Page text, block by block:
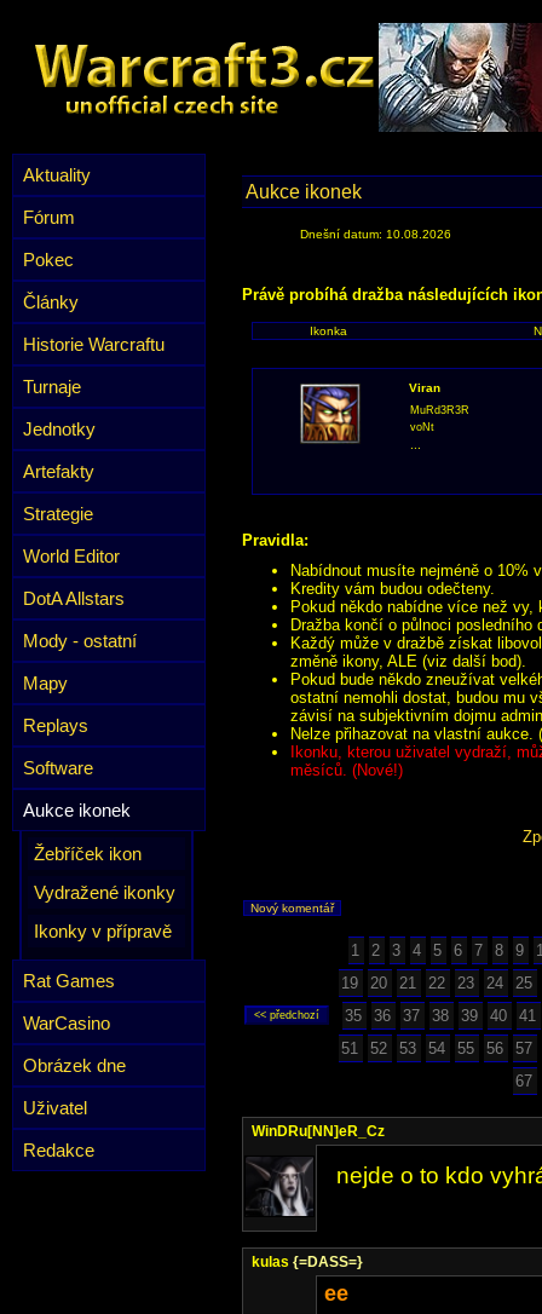
Aktuality
Fórum
Pokec
Články
Historie Warcraftu
Turnaje
Jednotky
Artefakty
Strategie
World Editor
DotA Allstars
Mody - ostatní
Mapy
Replays
Software
Aukce ikonek
Žebříček ikon
Vydražené ikonky
Ikonky v přípravě
Rat Games
WarCasino
Obrázek dne
Uživatel
Redakce
Aukce ikonek
Dnešní datum: 10.08.2026
Právě probíhá dražba následujících
Ikonka
Viran
MuRd3R3R
voNt
Pravidla:
Nabídnout musíte nejméně o
Kredity vám budou odečteny.
Pokud někdo nabídne více než
Dražba končí o půlnoci posledního
Každý může v dražbě získat
změně ikony, ALE (viz další bod).
Pokud bude někdo zneužívat
ostatní nemohli dostat, budou mu
závisí na subjektivním dojmu
Nelze přihazovat na vlastní aukce.
Ikonku, kterou uživatel vydraží,
měsíců. (Nové!)
Nový komentář
1 2 3 4 5 6 7 8 9
19
20 21 22 23 24
25
35
36 37 38 39 40
41
51
52 53 54 55 56
57
67
WinDRu[NN]eR_Cz
nejde o to kdo
kulas {=DASS=}
ee